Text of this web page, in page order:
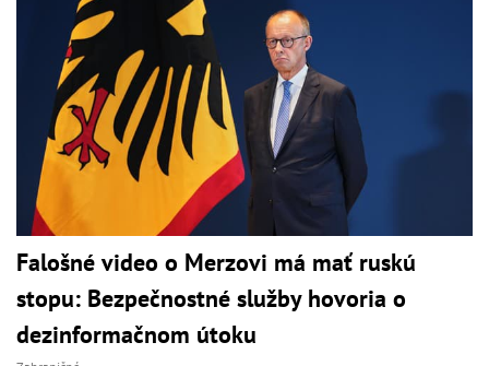
Falošné video o Merzovi má mať ruskú
stopu: Bezpečnostné služby hovoria o
dezinformačnom útoku